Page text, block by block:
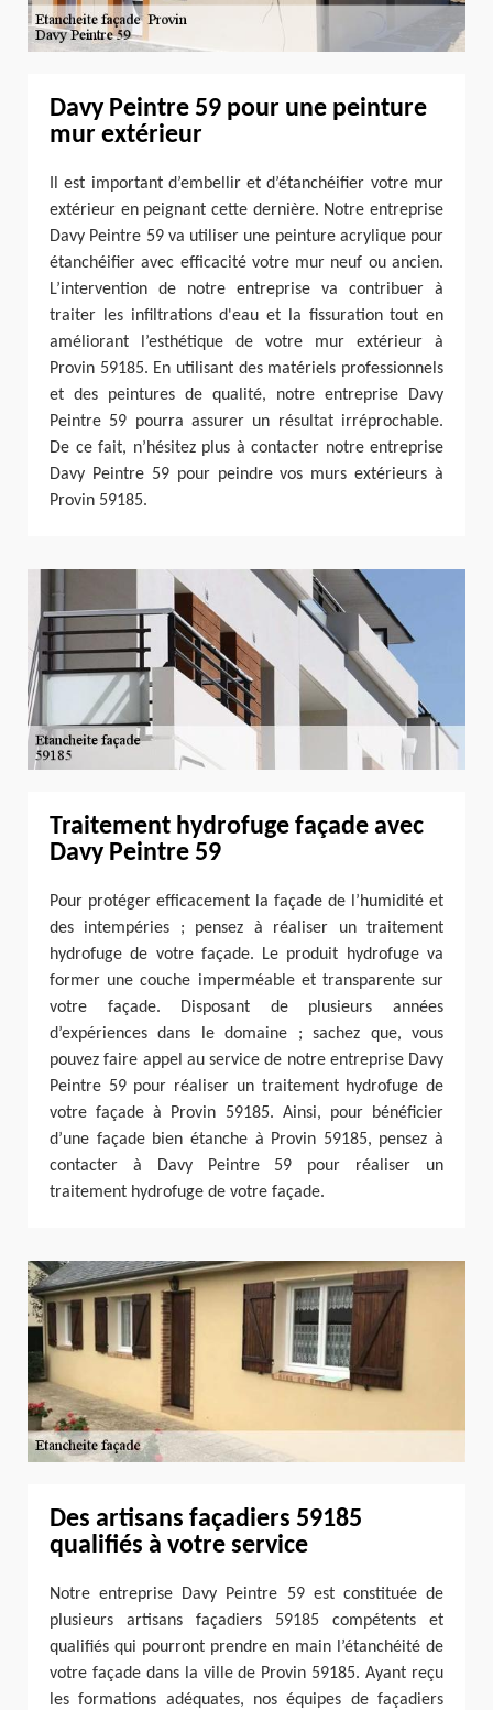
Davy Peintre 59 pour une peinture
mur extérieur
Il est important d’embellir et d’étanchéifier votre mur
extérieur en peignant cette dernière. Notre entreprise
Davy Peintre 59 va utiliser une peinture acrylique pour
étanchéifier avec efficacité votre mur neuf ou ancien.
L’intervention de notre entreprise va contribuer à
traiter les infiltrations d'eau et la fissuration tout en
améliorant l’esthétique de votre mur extérieur à
Provin 59185. En utilisant des matériels professionnels
et des peintures de qualité, notre entreprise Davy
Peintre 59 pourra assurer un résultat irréprochable.
De ce fait, n’hésitez plus à contacter notre entreprise
Davy Peintre 59 pour peindre vos murs extérieurs à
Provin 59185.
Traitement hydrofuge façade avec
Davy Peintre 59
Pour protéger efficacement la façade de l’humidité et
des intempéries ; pensez à réaliser un traitement
hydrofuge de votre façade. Le produit hydrofuge va
former une couche imperméable et transparente sur
votre façade. Disposant de plusieurs années
d’expériences dans le domaine ; sachez que, vous
pouvez faire appel au service de notre entreprise Davy
Peintre 59 pour réaliser un traitement hydrofuge de
votre façade à Provin 59185. Ainsi, pour bénéficier
d’une façade bien étanche à Provin 59185, pensez à
contacter à Davy Peintre 59 pour réaliser un
traitement hydrofuge de votre façade.
Des artisans façadiers 59185
qualifiés à votre service
Notre entreprise Davy Peintre 59 est constituée de
plusieurs artisans façadiers 59185 compétents et
qualifiés qui pourront prendre en main l’étanchéité de
votre façade dans la ville de Provin 59185. Ayant reçu
les formations adéquates, nos équipes de façadiers